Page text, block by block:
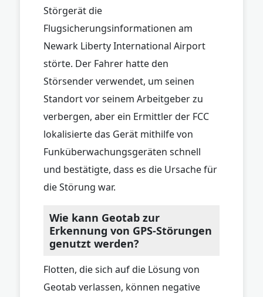
Störgerät die
Flugsicherungsinformationen am
Newark Liberty International Airport
störte. Der Fahrer hatte den
Störsender verwendet, um seinen
Standort vor seinem Arbeitgeber zu
verbergen, aber ein Ermittler der FCC
lokalisierte das Gerät mithilfe von
Funküberwachungsgeräten schnell
und bestätigte, dass es die Ursache für
die Störung war.
Wie kann Geotab zur
Erkennung von GPS-Störungen
genutzt werden?
Flotten, die sich auf die Lösung von
Geotab verlassen, können negative